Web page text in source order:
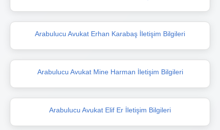
Arabulucu Avukat Erhan Karabaş İletişim Bilgileri
Arabulucu Avukat Mine Harman İletişim Bilgileri
Arabulucu Avukat Elif Er İletişim Bilgileri